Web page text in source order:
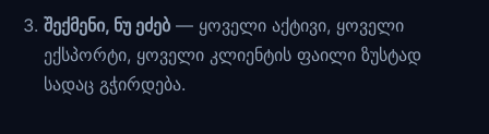
შექმენი, ნუ ეძებ — ყოველი აქტივი, ყოველი
ექსპორტი, ყოველი კლიენტის ფაილი ზუსტად
სადაც გჭირდება.